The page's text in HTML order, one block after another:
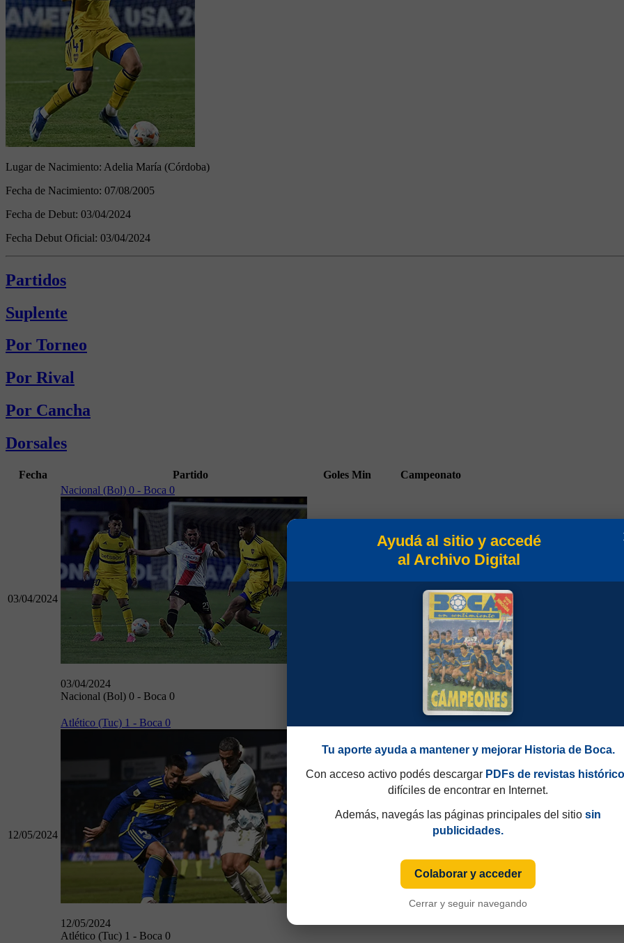
Lugar de Nacimiento: Adelia María (Córdoba)
Fecha de Nacimiento: 07/08/2005
Fecha de Debut: 03/04/2024
Fecha Debut Oficial: 03/04/2024
Partidos
Suplente
Por Torneo
Por Rival
Por Cancha
Dorsales
Fecha Partido Goles Min Campeonato
03/04/2024
Nacional (Bol) 0 - Boca 0
03/04/2024
Nacional (Bol) 0 - Boca 0
Copa Sudamericana 2024
12/05/2024
Atlético (Tuc) 1 - Boca 0
12/05/2024
Atlético (Tuc) 1 - Boca 0
Campeonato 2024
Ayudá al sitio y accedé
al Archivo Digital
Tu aporte ayuda a mantener y mejorar Historia de Boca.
Con acceso activo podés descargar PDFs de revistas
difíciles de encontrar en Internet.
Además, navegás las páginas principales del sitio sin
publicidades.
Colaborar y acceder
Cerrar y seguir navegando